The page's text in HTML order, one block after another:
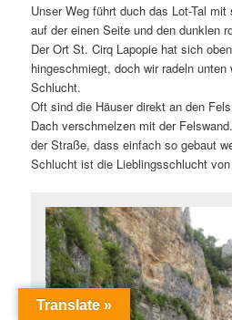
Unser Weg führt duch das Lot-Tal
auf der einen Seite und den dunklen
Der Ort St. Cirq Lapopie hat sich
hingeschmiegt, doch wir radeln unten
Schlucht.
Oft sind die Häuser direkt an den
Dach verschmelzen mit der
der Straße, dass einfach so gebaut
Schlucht ist die Lieblingsschlucht
Translate »